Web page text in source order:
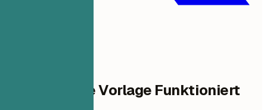
Warum Diese Vorlage Funktioniert